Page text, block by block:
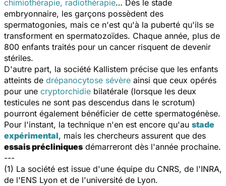
chimiothérapie, radiothérapie… Dès le stade
embryonnaire, les garçons possèdent des
spermatogonies, mais ce n'est qu'à la puberté qu'ils se
transforment en spermatozoïdes. Chaque année, plus de
800 enfants traités pour un cancer risquent de devenir
stériles.
D'autre part, la société Kallistem précise que les enfants
atteints de drépanocytose sévère ainsi que ceux opérés
pour une cryptorchidie bilatérale (lorsque les deux
testicules ne sont pas descendus dans le scrotum)
pourront également bénéficier de cette spermatogénèse.
Pour l'instant, la technique n'en est encore qu'au stade
expérimental, mais les chercheurs assurent que des
essais précliniques démarreront dès l'année prochaine.
---
(1) La société est issue d'une équipe du CNRS, de l'INRA,
de l'ENS Lyon et de l'université de Lyon.